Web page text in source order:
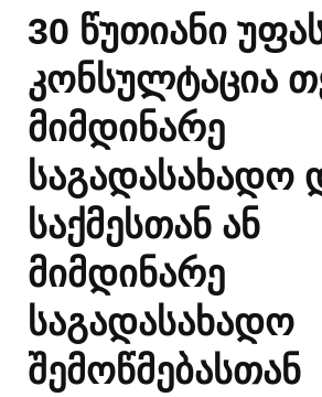
30 წუთიანი
კონსულტაცია
მიმდინარე
საგადასახადო
საქმესთან ან
მიმდინარე
საგადასახადო
შემოწმებასთან